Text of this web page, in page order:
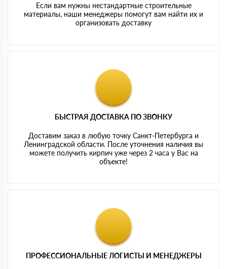
Если вам нужны нестандартные строительные
материалы, наши менеджеры помогут вам найти их и
организовать доставку
БЫСТРАЯ ДОСТАВКА ПО ЗВОНКУ
Доставим заказ в любую точку Санкт-Петербурга и
Ленинградской области. После уточнения наличия вы
можете получить кирпич уже через 2 часа у Вас на
объекте!
ПРОФЕССИОНАЛЬНЫЕ ЛОГИСТЫ И МЕНЕДЖЕРЫ